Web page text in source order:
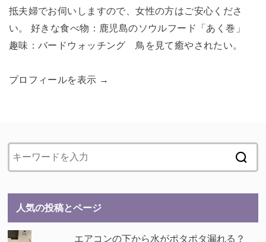
抵夫婦でお伺いしますので、女性の方はご安心くださ
い。 好きな食べ物：鹿児島のソウルフード「あく巻」
趣味：バードウォッチング 鳥を見て癒やされたい。
プロフィールを表示 →
人気の投稿とページ
エアコンの下から水がポタポタ漏れる？